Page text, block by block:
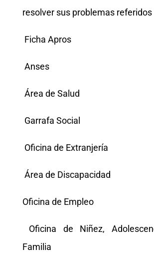
resolver sus problemas referidos
Ficha Apros
Anses
Área de Salud
Garrafa Social
Oficina de Extranjería
Área de Discapacidad
Oficina de Empleo
Oficina de Niñez,
Familia